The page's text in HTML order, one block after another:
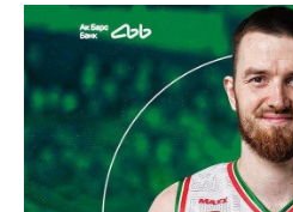
ВУЗЫ ТАТАРСТАНА
КОМУ ПРИНАДЛЕЖАТ
ТОРГОВЫЕ ЦЕНТРЫ
ТАТАРСТАНА
БАНКИ
БЮДЖЕТ
ИНВЕСТИЦИИ
АГРОПРОМ
МАШИНОСТРОЕНИЕ
НЕФТЕХИМИЯ
НЕФТЬ
НОВОСТИ НЕДВИЖИМОСТИ
АВТО
НОВОСТИ АВТО
БИЗНЕС
НОВОСТИ БИЗНЕСА
РОЗНИЧНАЯ ТОРГОВЛЯ
ТЕХНОЛОГИИ
НОВОСТИ ТЕХНОЛОГИЙ
МЕРОПРИЯТИЯ